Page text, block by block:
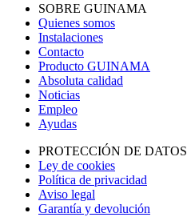
SOBRE GUINAMA
Quienes somos
Instalaciones
Contacto
Producto GUINAMA
Absoluta calidad
Noticias
Empleo
Ayudas
PROTECCIÓN DE DATOS
Ley de cookies
Política de privacidad
Aviso legal
Garantía y devolución